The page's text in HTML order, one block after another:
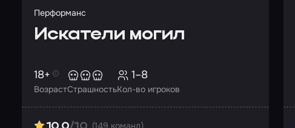
Перформанс
Искатели могил
Возраст
18+
СтрашностьКол-во игроков
1–8
(149 команд)